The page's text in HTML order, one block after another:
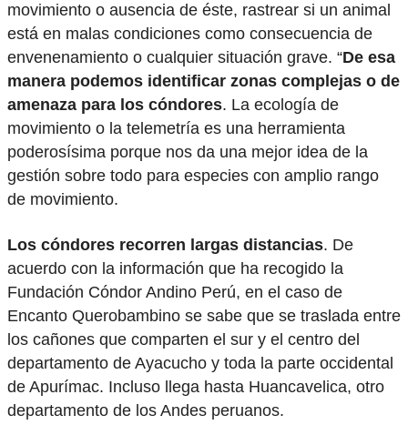
movimiento o ausencia de éste, rastrear si un animal
está en malas condiciones como consecuencia de
envenenamiento o cualquier situación grave. “De esa
manera podemos identificar zonas complejas o de
amenaza para los cóndores. La ecología de
movimiento o la telemetría es una herramienta
poderosísima porque nos da una mejor idea de la
gestión sobre todo para especies con amplio rango
de movimiento.
Los cóndores recorren largas distancias. De
acuerdo con la información que ha recogido la
Fundación Cóndor Andino Perú, en el caso de
Encanto Querobambino se sabe que se traslada entre
los cañones que comparten el sur y el centro del
departamento de Ayacucho y toda la parte occidental
de Apurímac. Incluso llega hasta Huancavelica, otro
departamento de los Andes peruanos.